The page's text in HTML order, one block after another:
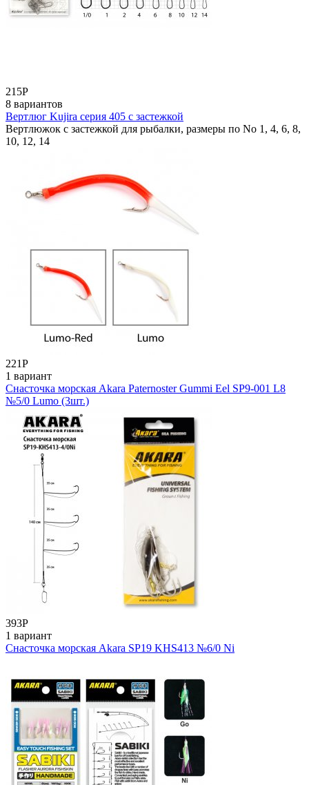
215Р
8 вариантов
Вертлюг Kujira серия 405 с застежкой
Вертлюжок с застежкой для рыбалки, размеры по No 1, 4, 6, 8,
10, 12, 14
221Р
1 вариант
Снасточка морская Akara Paternoster Gummi Eel SP9-001 L8
№5/0 Lumo (3шт.)
393Р
1 вариант
Снасточка морская Akara SP19 KHS413 №6/0 Ni